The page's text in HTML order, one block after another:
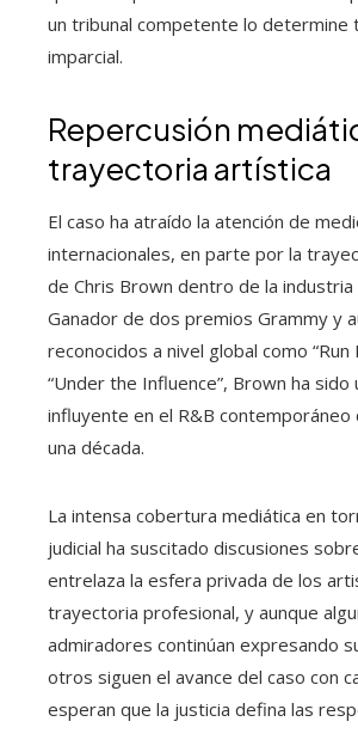
un tribunal competente lo determine
imparcial.
Repercusión
trayectoria artística
El caso ha atraído la atención de
internacionales, en parte por la
de Chris Brown dentro de la industria
Ganador de dos premios Grammy y
reconocidos a nivel global como “Run
“Under the Influence”, Brown ha sido
influyente en el R&B contemporáneo
una década.
La intensa cobertura mediática en
judicial ha suscitado discusiones
entrelaza la esfera privada de los
trayectoria profesional, y aunque
admiradores continúan expresando
otros siguen el avance del caso con
esperan que la justicia defina las